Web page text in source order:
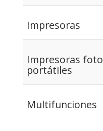
Impresoras
Impresoras
portátiles
Multifunciones